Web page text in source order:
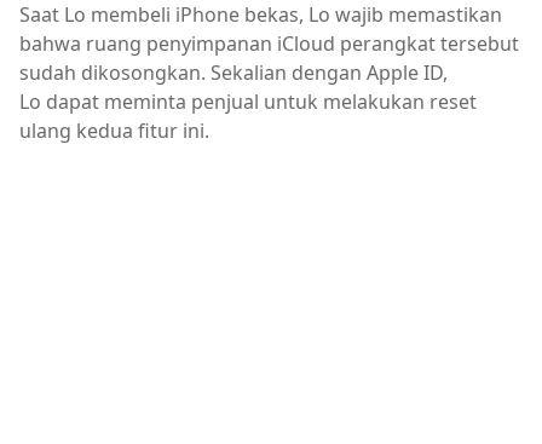
Saat Lo membeli iPhone bekas, Lo wajib memastikan
bahwa ruang penyimpanan iCloud perangkat tersebut
sudah dikosongkan. Sekalian dengan Apple ID,
Lo dapat meminta penjual untuk melakukan reset
ulang kedua fitur ini.